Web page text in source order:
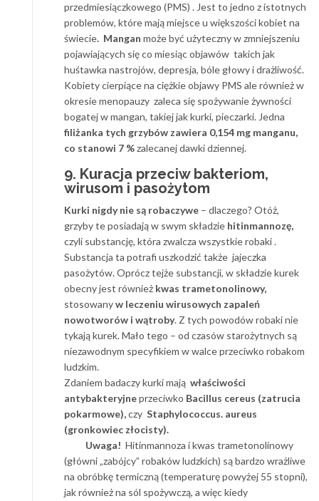
przedmiesiączkowego (PMS) . Jest to jedno z istotnych
problemów, które mają miejsce u większości kobiet na
świecie. Mangan może być użyteczny w zmniejszeniu
pojawiających się co miesiąc objawów takich jak
huśtawka nastrojów, depresja, bóle głowy i drażliwość.
Kobiety cierpiące na ciężkie objawy PMS ale również w
okresie menopauzy zaleca się spożywanie żywności
bogatej w mangan, takiej jak kurki, pieczarki. Jedna
filiżanka tych grzybów zawiera 0,154 mg manganu,
co stanowi 7 %zalecanej dawki dziennej.
9. Kuracja przeciw bakteriom,
wirusom i pasożytom
Kurki nigdy nie są robaczywe – dlaczego? Otóż,
grzyby te posiadają w swym składzie hitinmannozę,
czyli substancję, która zwalcza wszystkie robaki .
Substancja ta potrafi uszkodzić także jajeczka
pasożytów. Oprócz tejże substancji, w składzie kurek
obecny jest również kwas trametonolinowy,
stosowanyw leczeniu wirusowych zapaleń
nowotworów i wątroby. Z tych powodów robaki nie
tykają kurek. Mało tego – od czasów starożytnych są
niezawodnym specyfikiem w walce przeciwko robakom
ludzkim.
Zdaniem badaczy kurki mają właściwości
antybakteryjneprzeciwko Bacillus cereus (zatrucia
pokarmowe),czy Staphylococcus. aureus
(gronkowiec złocisty).
Uwaga! Hitinmannoza i kwas trametonolinowy
(główni „zabójcy” robaków ludzkich) są bardzo wrażliwe
na obróbkę termiczną (temperaturę powyżej 55 stopni),
jak również na sól spożywczą, a więc kiedy